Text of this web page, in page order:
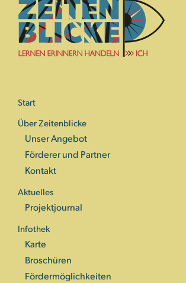
Start
Über Zeitenblicke
Unser Angebot
Förderer und Partner
Kontakt
Aktuelles
Projektjournal
Infothek
Karte
Broschüren
Fördermöglichkeiten